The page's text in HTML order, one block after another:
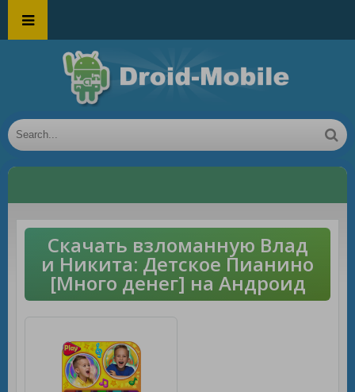
Скачать взломанную Влад
и Никита: Детское Пианино
[Много денег] на Андроид